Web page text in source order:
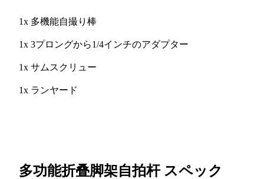
1x 多機能自撮り棒
1x 3プロングから1/4インチのアダプター
1x サムスクリュー
1x ランヤード
多功能折叠脚架自拍杆 スペック